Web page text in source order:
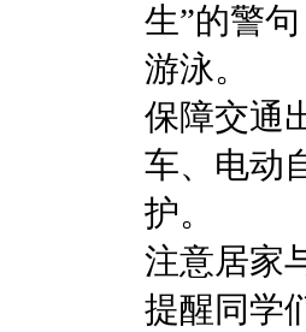
生”的警
游泳。
保障交通
车、电动
护。
注意居家
提醒同学